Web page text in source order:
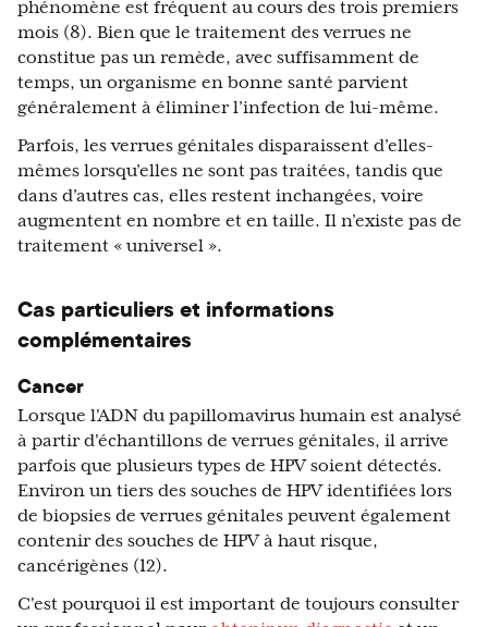
phénomène est fréquent au cours des trois premiers
mois (8). Bien que le traitement des verrues ne
constitue pas un remède, avec suffisamment de
temps, un organisme en bonne santé parvient
généralement à éliminer l’infection de lui-même.
Parfois, les verrues génitales disparaissent d’elles-
mêmes lorsqu’elles ne sont pas traitées, tandis que
dans d’autres cas, elles restent inchangées, voire
augmentent en nombre et en taille. Il n’existe pas de
traitement « universel ».
Cas particuliers et informations
complémentaires
Cancer
Lorsque l'ADN du papillomavirus humain est analysé
à partir d'échantillons de verrues génitales, il arrive
parfois que plusieurs types de HPV soient détectés.
Environ un tiers des souches de HPV identifiées lors
de biopsies de verrues génitales peuvent également
contenir des souches de HPV à haut risque,
cancérigènes (12).
C'est pourquoi il est important de toujours consulter